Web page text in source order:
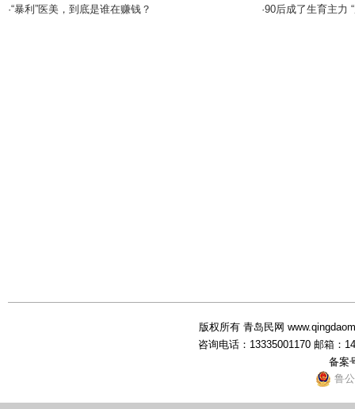
·“暴利”医美，到底是谁在赚钱？
·90后成了生育主力
版权所有 青岛民网
咨询电话：13335001170 邮箱：
备案
鲁